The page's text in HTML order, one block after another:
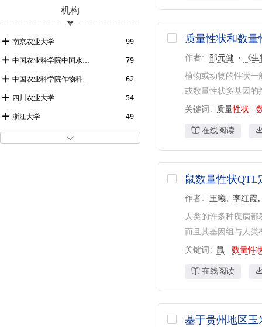
南京农业大学学报 18
四川农业大学学报 17
广东农业科学 16
麦类作物学报 16
徐建龙 18
郭龙彪 16
程式华 16
章元明 16
曾大力 16
徐正进 16
吴为人 15
机构

南京农业大学 99
中国农业科学院中国水稻研究所 79
中国农业科学院作物科学研究所 62
四川农业大学 54
浙江大学 49
质量性状和数
作者 邵元健 《
植物或动物的性状一
或数量性状多基因的
关键词 质量性状
在线阅读
鼠数量性状
作者 王曦 李红霞
人类的许多种疾病
而且其基因组与人
关键词 鼠 数量性
在线阅读
基于贵州地区玉